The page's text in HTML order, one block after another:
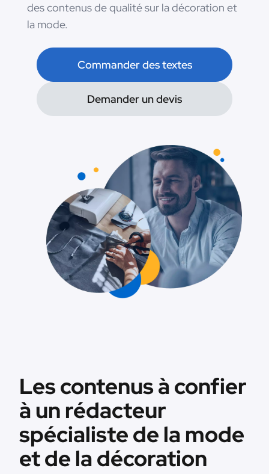
des contenus de qualité sur la décoration et
la mode.
Commander des textes
Demander un devis
Les contenus à confier
à un rédacteur
spécialiste de la mode
et de la décoration